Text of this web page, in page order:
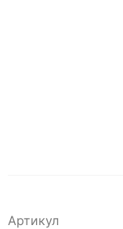
Артикул